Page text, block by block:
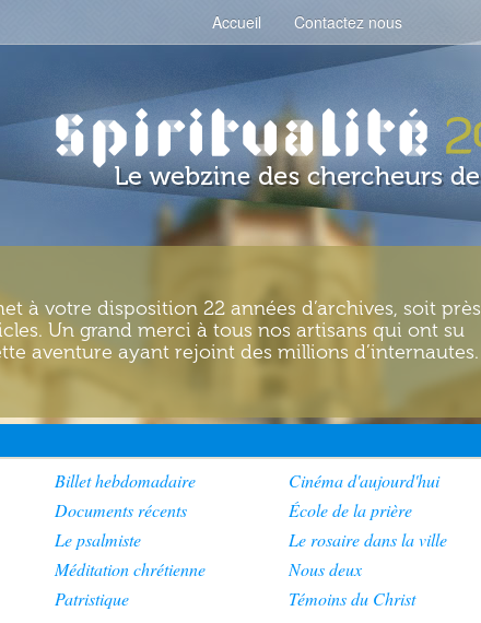
Accueil Contactez nous
à votre disposition 22 années d’archives, soit près
Un grand merci à tous nos artisans qui ont su
aventure ayant rejoint des millions d’internautes.
Billet hebdomadaire
Cinéma d'aujourd'hui
Documents récents
École de la prière
Le psalmiste
Le rosaire dans la ville
Méditation chrétienne
Nous deux
Patristique
Témoins du Christ